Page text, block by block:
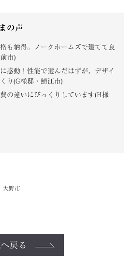
の声
も納得。ノークホームズで建てて良
市)
感動！性能で選んだはずが、デザイ
り(G様邸・鯖江市)
の違いにびっくりしています(H様
大野市
戻る